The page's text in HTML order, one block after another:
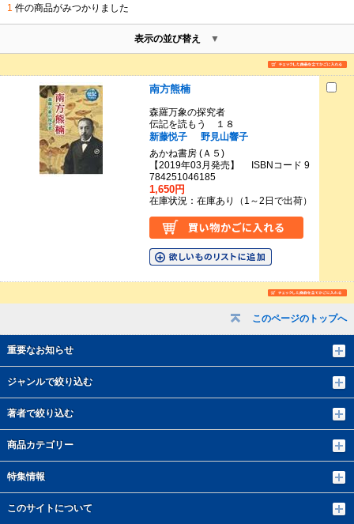
このページのトップへ
重要なお知らせ
ジャンルで絞り込む
著者で絞り込む
商品カテゴリー
特集情報
このサイトについて
1 件の商品がみつかりました
表示の並び替え
南方熊楠
森羅万象の探究者
伝記を読もう １８
新藤悦子
野見山響子
あかね書房 (Ａ５)
【2019年03月発売】 ISBNコード 9
784251046185
1,650円
在庫状況：在庫あり（1～2日で出荷）